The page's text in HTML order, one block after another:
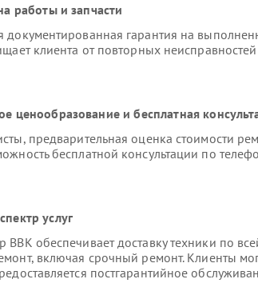
работы и запчасти
документированная гарантия на
клиента от повторных неисправностей
ценообразование и бесплатная
предварительная оценка стоимости
бесплатной консультации по
услуг
BBK обеспечивает доставку техники по
включая срочный ремонт. Клиенты
постгарантийное